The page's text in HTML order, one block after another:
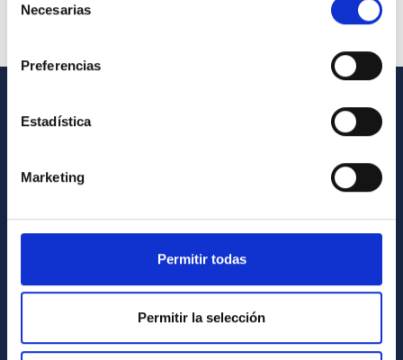
Necesarias
Preferencias
Estadística
Marketing
Permitir todas
Permitir la selección
INFORMACIÓN GENERAL
Cómo llegar al IAC
Directorio de personal
Registro general
INFORMACIÓN INSTITUCIONAL